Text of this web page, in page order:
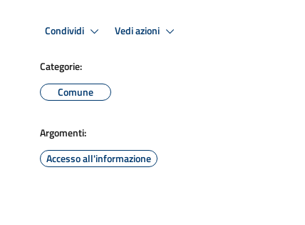
Condividi Vedi azioni
Categorie:
Comune
Argomenti:
Accesso all'informazione